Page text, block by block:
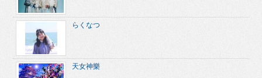
らくなつ
天女神樂